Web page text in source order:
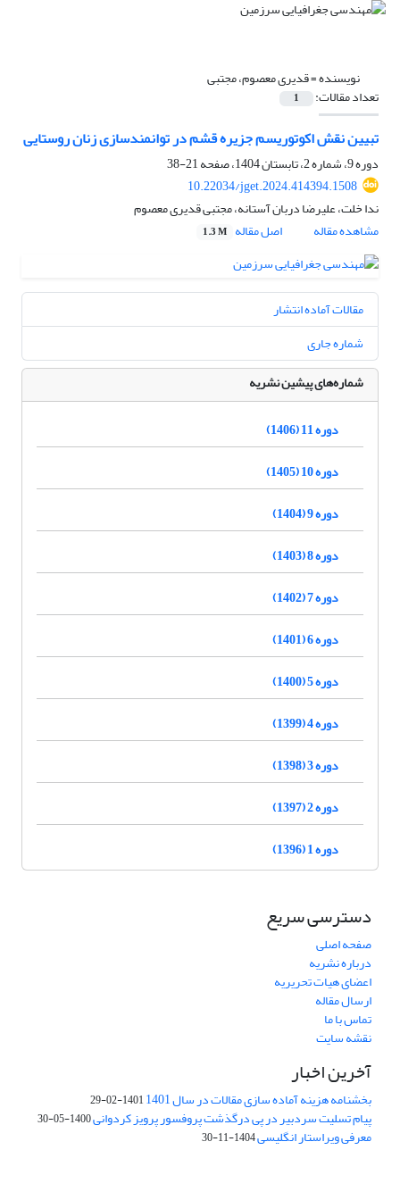
نویسنده =قدیری معصوم، مجتبی
تعداد مقالات: 1
تبیین نقش اکوتوریسم جزیره قشم در توانمندسازی زنان روستایی
دوره 9، شماره 2، تابستان 1404، صفحه
21-38
10.22034/jget.2024.414394.1508
ندا خلت، علیرضا دربان آستانه، مجتبی قدیری معصوم
مشاهده مقاله
اصل مقاله 1.3 M
مقالات آماده انتشار
شماره جاری
شماره‌های پیشین نشریه
دوره 11 (1406)
دوره 10 (1405)
دوره 9 (1404)
دوره 8 (1403)
دوره 7 (1402)
دوره 6 (1401)
دوره 5 (1400)
دوره 4 (1399)
دوره 3 (1398)
دوره 2 (1397)
دوره 1 (1396)
دسترسی سریع
صفحه اصلی
درباره نشریه
اعضای هیات تحریریه
ارسال مقاله
تماس با ما
نقشه سایت
آخرین اخبار
بخشنامه هزینه آماده سازی مقالات در سال 1401 1401-02-29
پیام تسلیت سردبیر در پی درگذشت پروفسور پرویز کردوانی1400-05-30
معرفی ویراستار انگلیسی1404-11-30